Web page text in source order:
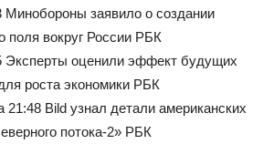
Минобороны заявило о создании
поля вокруг России РБК
Эксперты оценили эффект будущих
роста экономики РБК
21:48 Bild узнал детали американских
потока-2» РБК